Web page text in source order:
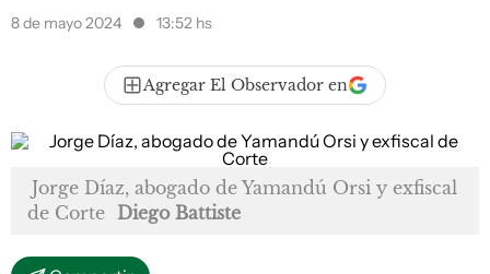
8 de mayo 2024 13:52 hs
Agregar El Observador en
Jorge Díaz, abogado de Yamandú Orsi y exfiscal
de Corte Diego Battiste